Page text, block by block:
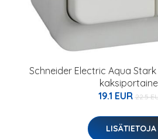
Schneider Electric Aqua
19.1 EUR 22.5
LISÄTIETOJA